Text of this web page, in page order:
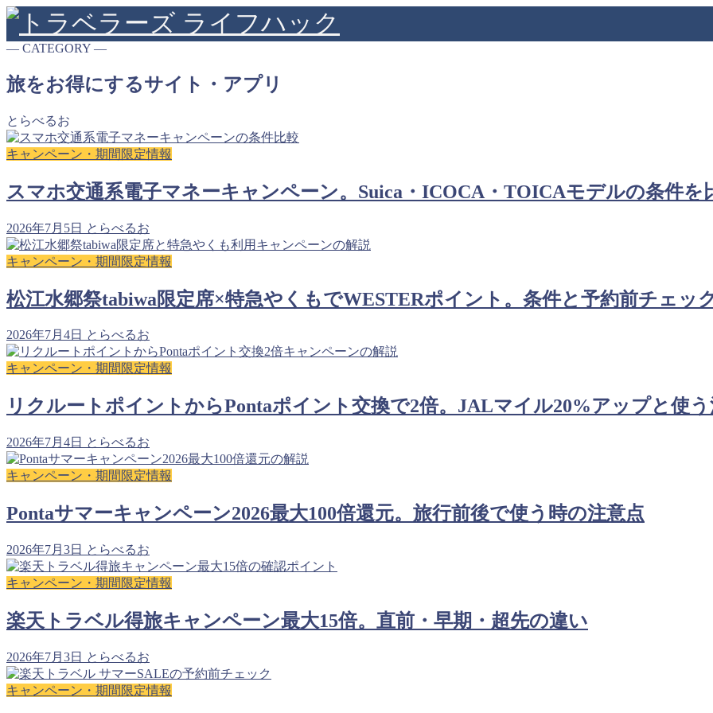
― CATEGORY ―
旅をお得にするサイト・アプリ
とらべるお
キャンペーン・期間限定情報
スマホ交通系電子マネーキャンペーン。Suica・ICOCA・TOICAモデルの条件を
2026年7月5日 とらべるお
キャンペーン・期間限定情報
松江水郷祭tabiwa限定席×特急やくもでWESTERポイント。条件と予約前チェッ
2026年7月4日 とらべるお
キャンペーン・期間限定情報
リクルートポイントからPontaポイント交換で2倍。JALマイル20%アップと使
2026年7月4日 とらべるお
キャンペーン・期間限定情報
Pontaサマーキャンペーン2026最大100倍還元。旅行前後で使う時の注意点
2026年7月3日 とらべるお
キャンペーン・期間限定情報
楽天トラベル得旅キャンペーン最大15倍。直前・早期・超先の違い
2026年7月3日 とらべるお
キャンペーン・期間限定情報